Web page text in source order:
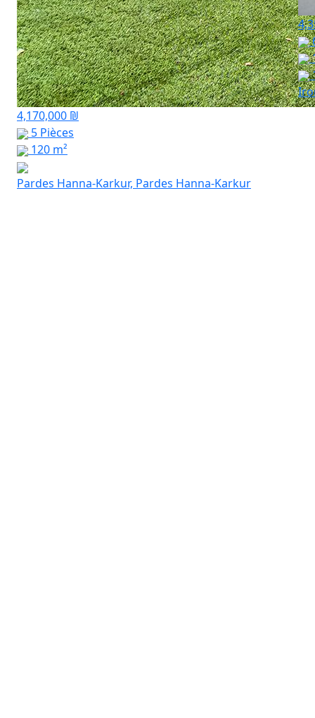
4,170,000 ₪
5 Pièces
120 m²
Pardes Hanna-Karkur, Pardes Hanna-Karkur